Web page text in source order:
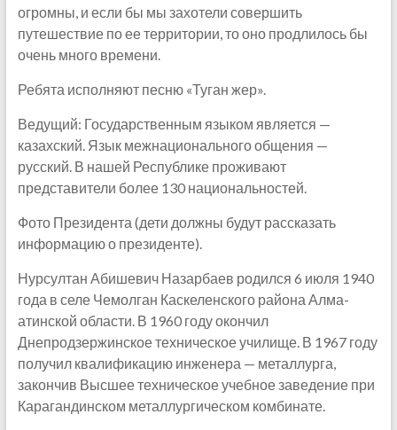
огромны, и если бы мы захотели совершить
путешествие по ее территории, то оно продлилось бы
очень много времени.
Ребята исполняют песню «Туган жер».
Ведущий: Государственным языком является —
казахский. Язык межнационального общения —
русский. В нашей Республике проживают
представители более 130 национальностей.
Фото Президента (дети должны будут рассказать
информацию о президенте).
Нурсултан Абишевич Назарбаев родился 6 июля 1940
года в селе Чемолган Каскеленского района Алма-
атинской области. В 1960 году окончил
Днепродзержинское техническое училище. В 1967 году
получил квалификацию инженера — металлурга,
закончив Высшее техническое учебное заведение при
Карагандинском металлургическом комбинате.